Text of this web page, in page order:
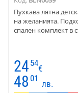
Пухкава лятна
на желанията.
спален комплект в
24 54
€
48 01
лв.